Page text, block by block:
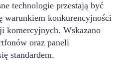
technologie przestają być
warunkiem konkurencyjności
komercyjnych. Wskazano
oraz paneli
standardem.